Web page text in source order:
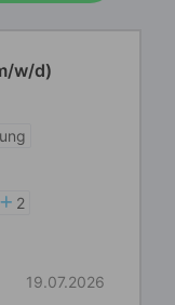
w/d)
2
19.07.2026